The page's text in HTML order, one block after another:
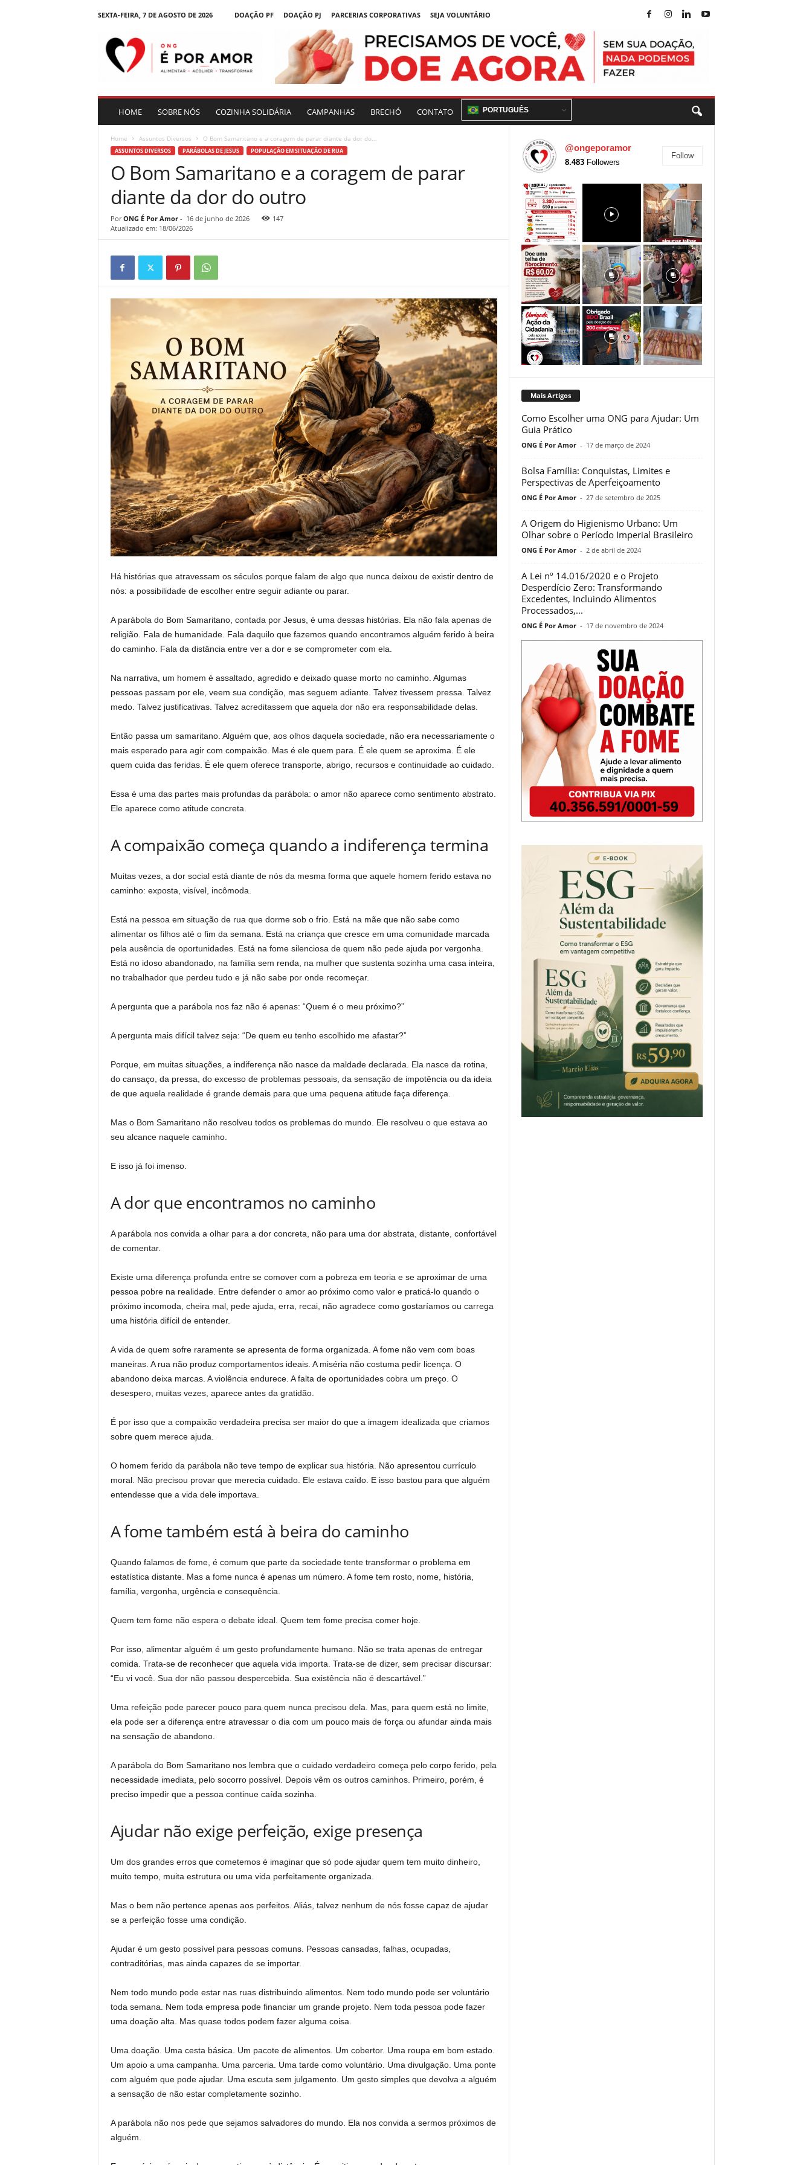
SEXTA-FEIRA, 7 DE AGOSTO DE 2026 DOAÇÃO PF DOAÇÃO PJ PARCERIAS CORPORATIVAS
SEJA VOLUNTÁRIO
HOME SOBRE NÓS COZINHA SOLIDÁRIA CAMPANHAS BRECHÓ CONTATO PORTUGUÊS
Home Assuntos Diversos O Bom Samaritano e a coragem de parar diante da dor do...
ASSUNTOS DIVERSOS PARÁBOLAS DE JESUS POPULAÇÃO EM SITUAÇÃO DE RUA
O Bom Samaritano e a coragem de parar
diante da dor do outro
Por ONG É Por Amor- 16 de junho de 2026
147
Atualizado em: 18/06/2026
Há histórias que atravessam os séculos porque falam de algo que nunca deixou de existir dentro de
nós: a possibilidade de escolher entre seguir adiante ou parar.
A parábola do Bom Samaritano, contada por Jesus, é uma dessas histórias. Ela não fala apenas de
religião. Fala de humanidade. Fala daquilo que fazemos quando encontramos alguém ferido à beira
do caminho. Fala da distância entre ver a dor e se comprometer com ela.
Na narrativa, um homem é assaltado, agredido e deixado quase morto no caminho. Algumas
pessoas passam por ele, veem sua condição, mas seguem adiante. Talvez tivessem pressa. Talvez
medo. Talvez justificativas. Talvez acreditassem que aquela dor não era responsabilidade delas.
Então passa um samaritano. Alguém que, aos olhos daquela sociedade, não era necessariamente o
mais esperado para agir com compaixão. Mas é ele quem para. É ele quem se aproxima. É ele
quem cuida das feridas. É ele quem oferece transporte, abrigo, recursos e continuidade ao cuidado.
Essa é uma das partes mais profundas da parábola: o amor não aparece como sentimento abstrato.
Ele aparece como atitude concreta.
A compaixão começa quando a indiferença termina
Muitas vezes, a dor social está diante de nós da mesma forma que aquele homem ferido estava no
caminho: exposta, visível, incômoda.
Está na pessoa em situação de rua que dorme sob o frio. Está na mãe que não sabe como
alimentar os filhos até o fim da semana. Está na criança que cresce em uma comunidade marcada
pela ausência de oportunidades. Está na fome silenciosa de quem não pede ajuda por vergonha.
Está no idoso abandonado, na família sem renda, na mulher que sustenta sozinha uma casa inteira,
no trabalhador que perdeu tudo e já não sabe por onde recomeçar.
A pergunta que a parábola nos faz não é apenas: “Quem é o meu próximo?”
A pergunta mais difícil talvez seja: “De quem eu tenho escolhido me afastar?”
Porque, em muitas situações, a indiferença não nasce da maldade declarada. Ela nasce da rotina,
do cansaço, da pressa, do excesso de problemas pessoais, da sensação de impotência ou da ideia
de que aquela realidade é grande demais para que uma pequena atitude faça diferença.
Mas o Bom Samaritano não resolveu todos os problemas do mundo. Ele resolveu o que estava ao
seu alcance naquele caminho.
E isso já foi imenso.
A dor que encontramos no caminho
A parábola nos convida a olhar para a dor concreta, não para uma dor abstrata, distante, confortável
de comentar.
Existe uma diferença profunda entre se comover com a pobreza em teoria e se aproximar de uma
pessoa pobre na realidade. Entre defender o amor ao próximo como valor e praticá-lo quando o
próximo incomoda, cheira mal, pede ajuda, erra, recai, não agradece como gostaríamos ou carrega
uma história difícil de entender.
A vida de quem sofre raramente se apresenta de forma organizada. A fome não vem com boas
maneiras. A rua não produz comportamentos ideais. A miséria não costuma pedir licença. O
abandono deixa marcas. A violência endurece. A falta de oportunidades cobra um preço. O
desespero, muitas vezes, aparece antes da gratidão.
É por isso que a compaixão verdadeira precisa ser maior do que a imagem idealizada que criamos
sobre quem merece ajuda.
O homem ferido da parábola não teve tempo de explicar sua história. Não apresentou currículo
moral. Não precisou provar que merecia cuidado. Ele estava caído. E isso bastou para que alguém
entendesse que a vida dele importava.
A fome também está à beira do caminho
Quando falamos de fome, é comum que parte da sociedade tente transformar o problema em
estatística distante. Mas a fome nunca é apenas um número. A fome tem rosto, nome, história,
família, vergonha, urgência e consequência.
Quem tem fome não espera o debate ideal. Quem tem fome precisa comer hoje.
Por isso, alimentar alguém é um gesto profundamente humano. Não se trata apenas de entregar
comida. Trata-se de reconhecer que aquela vida importa. Trata-se de dizer, sem precisar discursar:
“Eu vi você. Sua dor não passou despercebida. Sua existência não é descartável.”
Uma refeição pode parecer pouco para quem nunca precisou dela. Mas, para quem está no limite,
ela pode ser a diferença entre atravessar o dia com um pouco mais de força ou afundar ainda mais
na sensação de abandono.
A parábola do Bom Samaritano nos lembra que o cuidado verdadeiro começa pelo corpo ferido, pela
necessidade imediata, pelo socorro possível. Depois vêm os outros caminhos. Primeiro, porém, é
preciso impedir que a pessoa continue caída sozinha.
Ajudar não exige perfeição, exige presença
Um dos grandes erros que cometemos é imaginar que só pode ajudar quem tem muito dinheiro,
muito tempo, muita estrutura ou uma vida perfeitamente organizada.
Mas o bem não pertence apenas aos perfeitos. Aliás, talvez nenhum de nós fosse capaz de ajudar
se a perfeição fosse uma condição.
Ajudar é um gesto possível para pessoas comuns. Pessoas cansadas, falhas, ocupadas,
contraditórias, mas ainda capazes de se importar.
Nem todo mundo pode estar nas ruas distribuindo alimentos. Nem todo mundo pode ser voluntário
toda semana. Nem toda empresa pode financiar um grande projeto. Nem toda pessoa pode fazer
uma doação alta. Mas quase todos podem fazer alguma coisa.
Uma doação. Uma cesta básica. Um pacote de alimentos. Um cobertor. Uma roupa em bom estado.
Um apoio a uma campanha. Uma parceria. Uma tarde como voluntário. Uma divulgação. Uma ponte
com alguém que pode ajudar. Uma escuta sem julgamento. Um gesto simples que devolva a alguém
a sensação de não estar completamente sozinho.
A parábola não nos pede que sejamos salvadores do mundo. Ela nos convida a sermos próximos de
alguém.
@ongeporamor
8.483Followers
Follow
Mais Artigos
Como Escolher uma ONG para Ajudar: Um
Guia Prático
ONG É Por Amor - 17 de março de 2024
Bolsa Família: Conquistas, Limites e
Perspectivas de Aperfeiçoamento
ONG É Por Amor - 27 de setembro de 2025
A Origem do Higienismo Urbano: Um
Olhar sobre o Período Imperial Brasileiro
ONG É Por Amor - 2 de abril de 2024
A Lei nº 14.016/2020 e o Projeto
Desperdício Zero: Transformando
Excedentes, Incluindo Alimentos
Processados,...
ONG É Por Amor - 17 de novembro de 2024